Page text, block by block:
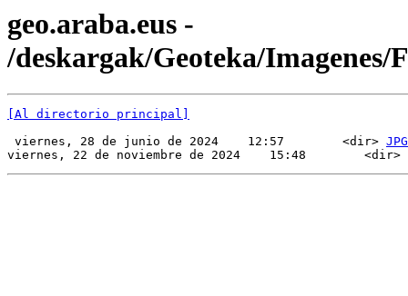
geo.araba.eus -
/deskargak/Geoteka/Imagenes/
[Al directorio principal]
viernes, 28 de junio de 2024    12:57        <dir> JPG
viernes, 22 de noviembre de 2024    15:48        <dir>